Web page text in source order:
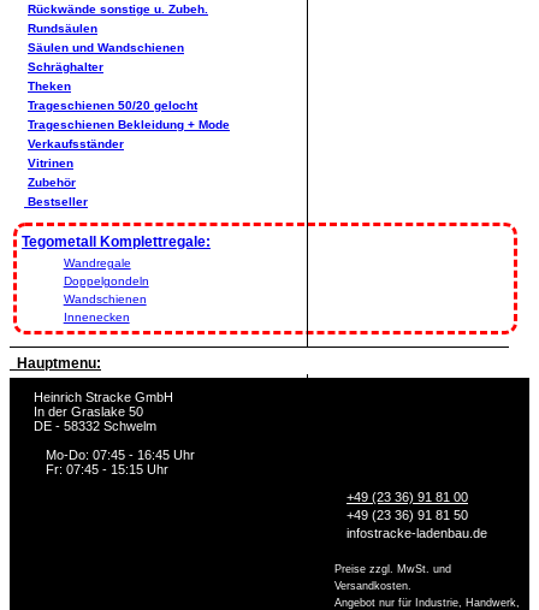
Rückwände sonstige u. Zubeh.
Rundsäulen
Säulen und Wandschienen
Schräghalter
Theken
Trageschienen 50/20 gelocht
Trageschienen Bekleidung + Mode
Verkaufsständer
Vitrinen
Zubehör
Bestseller
Tegometall Komplettregale:
Wandregale
Doppelgondeln
Wandschienen
Innenecken
Hauptmenu:
Heinrich Stracke GmbH
In der Graslake 50
DE - 58332 Schwelm
Mo-Do: 07:45 - 16:45 Uhr
Fr: 07:45 - 15:15 Uhr
+49 (23 36) 91 81 00
+49 (23 36) 91 81 50
infostracke-ladenbau.de
Preise zzgl. MwSt. und
Versandkosten.
Angebot nur für Industrie, Handwerk,